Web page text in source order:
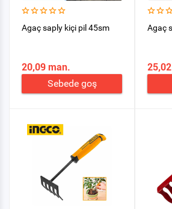
Agaç saply kiçi pil 45sm
20,09 man.
Sebede goş
Agaç